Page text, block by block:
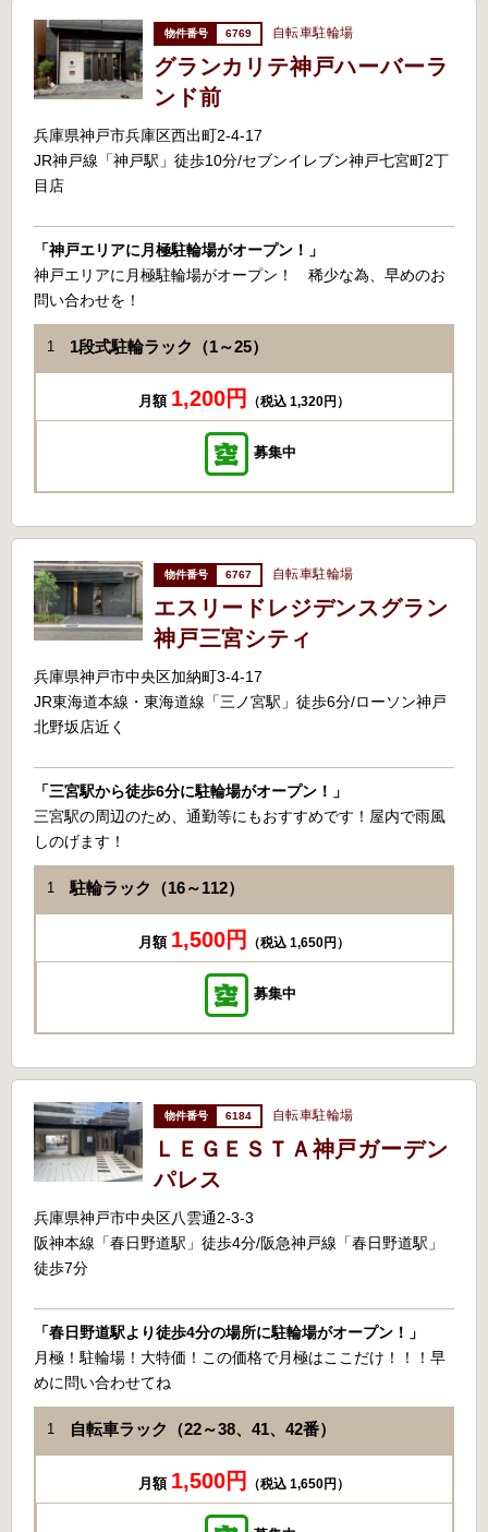
6769 自転車駐輪場
グランカリテ神戸ハーバーラ
ンド前
兵庫県神戸市兵庫区西出町2-4-17
JR神戸線「神戸駅」徒歩10分/セブンイレブン神戸七宮町2丁
目店
「神戸エリアに月極駐輪場がオープン！」
神戸エリアに月極駐輪場がオープン！ 稀少な為、早めのお
問い合わせを！
1 1段式駐輪ラック（1～25）
月額 1,200円 （税込 1,320円）
募集中
6767 自転車駐輪場
エスリードレジデンスグラン
神戸三宮シティ
兵庫県神戸市中央区加納町3-4-17
JR東海道本線・東海道線「三ノ宮駅」徒歩6分/ローソン神戸
北野坂店近く
「三宮駅から徒歩6分に駐輪場がオープン！」
三宮駅の周辺のため、通勤等にもおすすめです！屋内で雨風
しのげます！
1 駐輪ラック（16～112）
月額 1,500円 （税込 1,650円）
募集中
6184 自転車駐輪場
ＬＥＧＥＳＴＡ神戸ガーデン
パレス
兵庫県神戸市中央区八雲通2-3-3
阪神本線「春日野道駅」徒歩4分/阪急神戸線「春日野道駅」
徒歩7分
「春日野道駅より徒歩4分の場所に駐輪場がオープン！」
月極！駐輪場！大特価！この価格で月極はここだけ！！！早
めに問い合わせてね
1 自転車ラック（22～38、41、42番）
月額 1,500円 （税込 1,650円）